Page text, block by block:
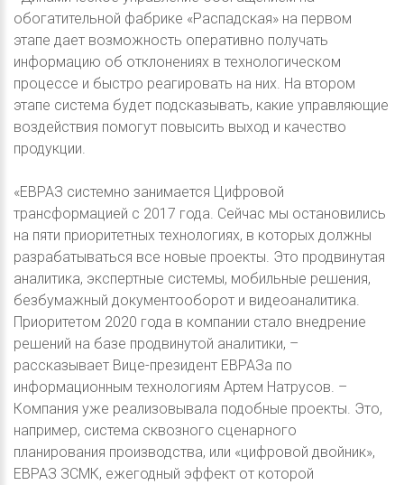
обогатительной фабрике «Распадская» на первом
этапе дает возможность оперативно получать
информацию об отклонениях в технологическом
процессе и быстро реагировать на них. На втором
этапе система будет подсказывать, какие управляющие
воздействия помогут повысить выход и качество
продукции.
«ЕВРАЗ системно занимается Цифровой
трансформацией с 2017 года. Сейчас мы остановились
на пяти приоритетных технологиях, в которых должны
разрабатываться все новые проекты. Это продвинутая
аналитика, экспертные системы, мобильные решения,
безбумажный документооборот и видеоаналитика.
Приоритетом 2020 года в компании стало внедрение
решений на базе продвинутой аналитики, –
рассказывает Вице-президент ЕВРАЗа по
информационным технологиям Артем Натрусов. –
Компания уже реализовывала подобные проекты. Это,
например, система сквозного сценарного
планирования производства, или «цифровой двойник»,
ЕВРАЗ ЗСМК, ежегодный эффект от которой